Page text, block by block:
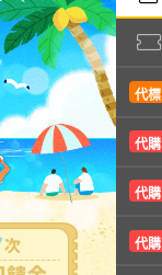
代標
代購
代購
代購